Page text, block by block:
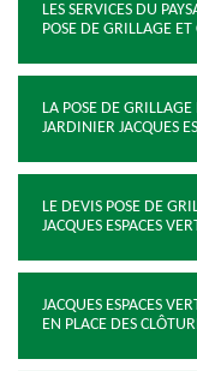
LES SERVICES DU
POSE DE GRILLAGE
LA POSE DE GRILLAGE
JARDINIER JACQUES
LE DEVIS POSE DE
JACQUES ESPACES
JACQUES ESPACES
EN PLACE DES